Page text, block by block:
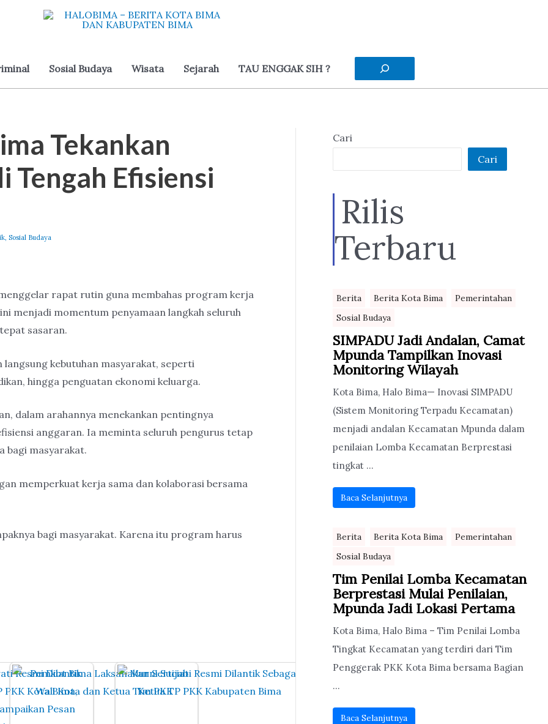
Sosial Budaya Wisata Sejarah TAU ENGGAK SIH ?
Tekankan
Tengah Efisiensi
, Sosial Budaya
rapat rutin guna membahas program kerja
menjadi momentum penyamaan langkah seluruh
sasaran.
kebutuhan masyarakat, seperti
hingga penguatan ekonomi keluarga.
dalam arahannya menekankan pentingnya
anggaran. Ia meminta seluruh pengurus tetap
bagi masyarakat.
memperkuat kerja sama dan kolaborasi bersama
bagi masyarakat. Karena itu program harus
Cari
Cari
Rilis
Terbaru
Berita Berita Kota Bima
Pemerintahan
Sosial Budaya
SIMPADU Jadi Andalan, Camat
Mpunda Tampilkan Inovasi
Monitoring Wilayah
Kota Bima, Halo Bima— Inovasi SIMPADU
(Sistem Monitoring Terpadu Kecamatan)
menjadi andalan Kecamatan Mpunda dalam
penilaian Lomba Kecamatan Berprestasi
tingkat ...
Baca Selanjutnya
Berita Berita Kota Bima
Pemerintahan
Sosial Budaya
Tim Penilai Lomba Kecamatan
Berprestasi Mulai Penilaian,
Mpunda Jadi Lokasi Pertama
Kota Bima, Halo Bima – Tim Penilai Lomba
Tingkat Kecamatan yang terdiri dari Tim
Penggerak PKK Kota Bima bersama Bagian
...
Baca Selanjutnya